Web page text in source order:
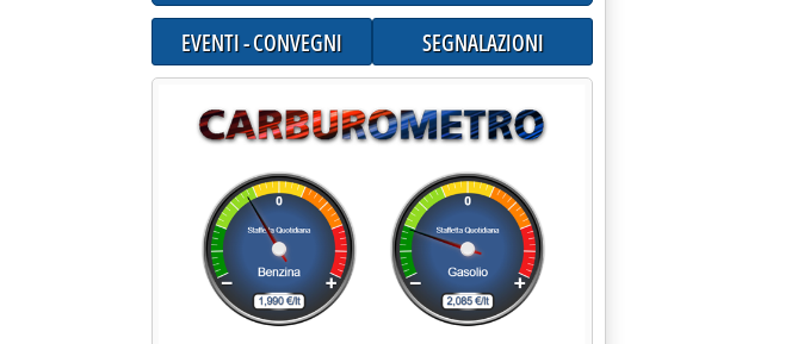
EVENTI - CONVEGNI SEGNALAZIONI